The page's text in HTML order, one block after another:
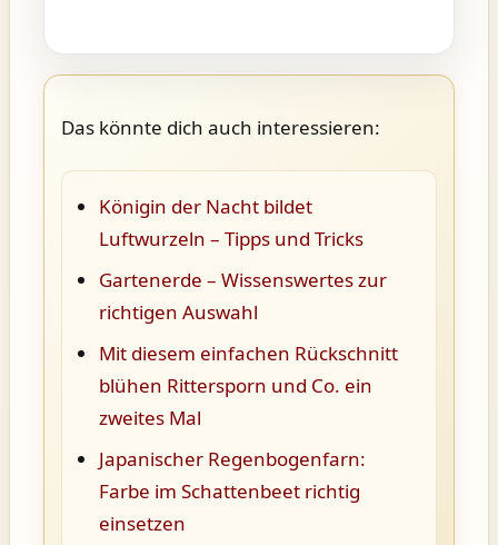
Das könnte dich auch interessieren:
Königin der Nacht bildet
Luftwurzeln – Tipps und Tricks
Gartenerde – Wissenswertes zur
richtigen Auswahl
Mit diesem einfachen Rückschnitt
blühen Rittersporn und Co. ein
zweites Mal
Japanischer Regenbogenfarn:
Farbe im Schattenbeet richtig
einsetzen